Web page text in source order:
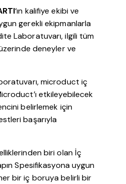
‘ın kalifiye ekibi ve
gerekli ekipmanlarla
Laboratuvarı, ilgili tüm
deneyler ve
microduct iç
etkileyebilecek
belirlemek için
başarıyla
biri olan İç
Spesifikasyona uygun
bir iç boruya belirli bir